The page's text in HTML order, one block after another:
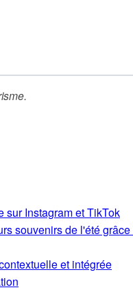
.
sur Instagram et TikTok
souvenirs de l'été
et intégrée